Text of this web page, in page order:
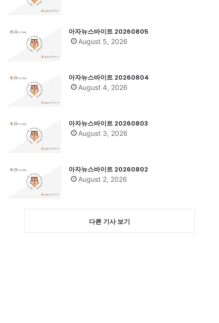
아자뉴스바이트 20260805
August 5, 2026
아자뉴스바이트 20260804
August 4, 2026
아자뉴스바이트 20260803
August 3, 2026
아자뉴스바이트 20260802
August 2, 2026
다른 기사 보기